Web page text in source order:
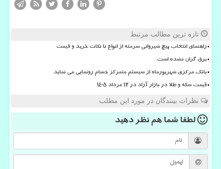
تازه ترین مطالب مرتبط
راهنمای انتخاب پیچ شیروانی سرمته از انواع تا نکات خرید و قیمت
برق گران نشده است
بانک مرکزی شهریورماه از سیستم متمرکز حسام رونمایی می نماید
قیمت سکه و طلا در بازار آزاد در ۱۲ مرداد ۱۴۰۵
نظرات بینندگان در مورد این مطلب
لطفا شما همنظر دهید